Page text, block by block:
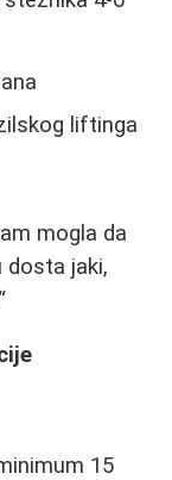
liftinga
mogla da
dosta jaki,
15